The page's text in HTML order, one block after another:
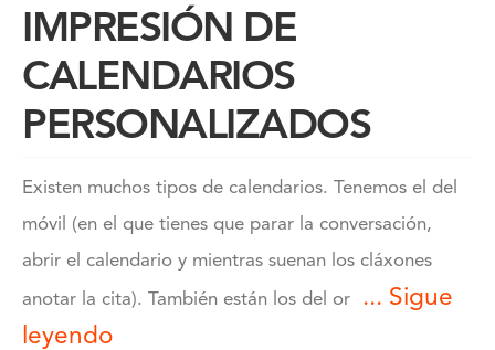
IMPRESIÓN DE
CALENDARIOS
PERSONALIZADOS
Existen muchos tipos de calendarios. Tenemos el del
móvil (en el que tienes que parar la conversación,
abrir el calendario y mientras suenan los cláxones
anotar la cita). También están los del or ... Sigue
leyendo